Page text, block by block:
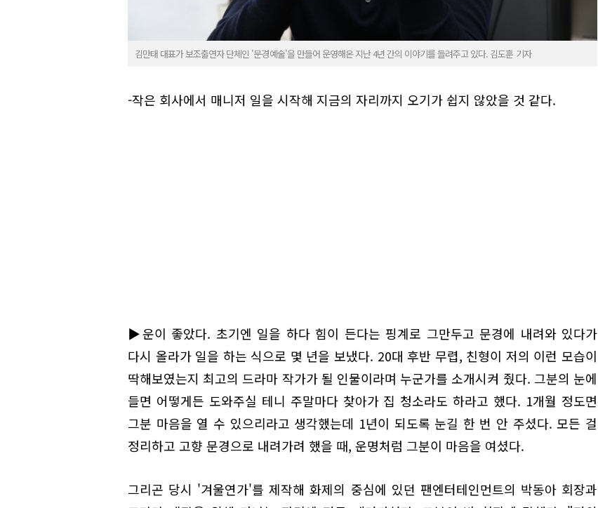
김만태 대표가 보조출연자 단체인 '문경예술'을 만들어 운영해온 지난 4년 간의 이야기를 들려주고 있다. 김도훈 기자
-작은 회사에서 매니저 일을 시작해 지금의 자리까지 오기가 쉽지 않았을 것 같다.
▶운이 좋았다. 초기엔 일을 하다 힘이 든다는 핑계로 그만두고 문경에 내려와 있다가
다시 올라가 일을 하는 식으로 몇 년을 보냈다. 20대 후반 무렵, 친형이 저의 이런 모습이
딱해보였는지 최고의 드라마 작가가 될 인물이라며 누군가를 소개시켜 줬다. 그분의 눈에
들면 어떻게든 도와주실 테니 주말마다 찾아가 집 청소라도 하라고 했다. 1개월 정도면
그분 마음을 열 수 있으리라고 생각했는데 1년이 되도록 눈길 한 번 안 주셨다. 모든 걸
정리하고 고향 문경으로 내려가려 했을 때, 운명처럼 그분이 마음을 여셨다.
그리곤 당시 '겨울연가'를 제작해 화제의 중심에 있던 팬엔터테인먼트의 박동아 회장과